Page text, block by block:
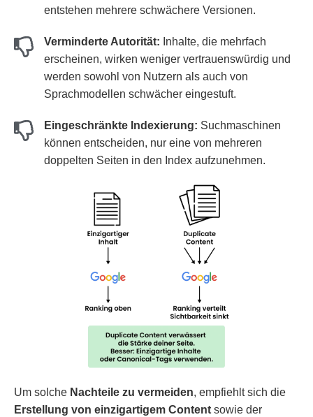
entstehen mehrere schwächere Versionen.
Verminderte Autorität: Inhalte, die mehrfach
erscheinen, wirken weniger vertrauenswürdig und
werden sowohl von Nutzern als auch von
Sprachmodellen schwächer eingestuft.
Eingeschränkte Indexierung: Suchmaschinen
können entscheiden, nur eine von mehreren
doppelten Seiten in den Index aufzunehmen.
Um solche Nachteile zu vermeiden, empfiehlt sich die
Erstellung von einzigartigem Content sowie der